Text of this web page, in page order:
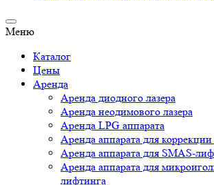
Меню
Каталог
Цены
Аренда
Аренда диодного лазера
Аренда неодимового лазера
Аренда LPG аппарата
Аренда аппарата для
Аренда аппарата для SMAS-
Аренда аппарата для
лифтинга